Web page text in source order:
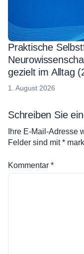
Praktische
gezielt im Alltag
1. August 2026
Schreiben Sie
Ihre E-Mail-Adresse
Felder sind mit*
Kommentar *